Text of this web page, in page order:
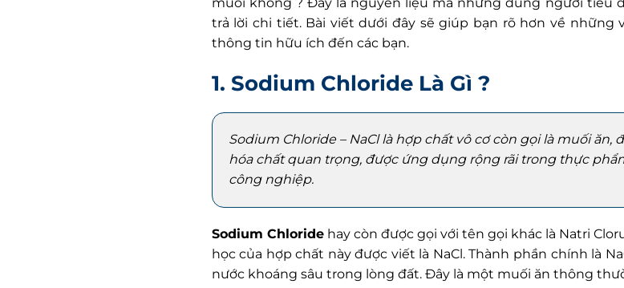
trả lời chi tiết. Bài viết dưới đây sẽ giúp bạn rõ hơn về những
thông tin hữu ích đến các bạn.
1. Sodium Chloride Là Gì ?
Sodium Chloride – NaCl là hợp chất vô cơ còn gọi là muối ăn,
hóa chất quan trọng, được ứng dụng rộng rãi trong thực
công nghiệp.
Sodium Chloridehay còn được gọi với tên gọi khác là Natri
học của hợp chất này được viết là NaCl. Thành phần chính là
nước khoáng sâu trong lòng đất. Đây là một muối ăn thông